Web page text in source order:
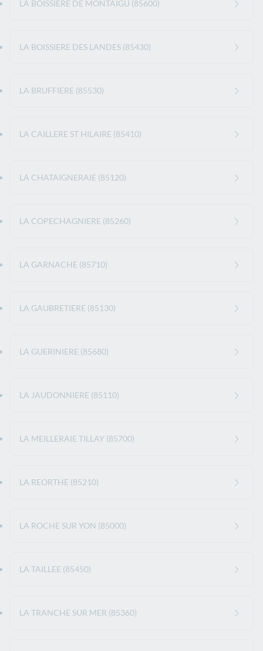
LA BOISSIERE DE MONTAIGU (85600)
LA BOISSIERE DES LANDES (85430)
LA BRUFFIERE (85530)
LA CAILLERE ST HILAIRE (85410)
LA CHATAIGNERAIE (85120)
LA COPECHAGNIERE (85260)
LA GARNACHE (85710)
LA GAUBRETIERE (85130)
LA GUERINIERE (85680)
LA JAUDONNIERE (85110)
LA MEILLERAIE TILLAY (85700)
LA REORTHE (85210)
LA ROCHE SUR YON (85000)
LA TAILLEE (85450)
LA TRANCHE SUR MER (85360)